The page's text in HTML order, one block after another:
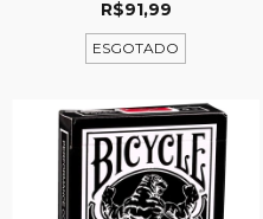
R$91,99
ESGOTADO